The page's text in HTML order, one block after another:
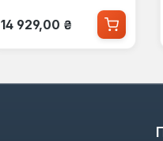
Звичайна ціна:
14 929,00 ₴